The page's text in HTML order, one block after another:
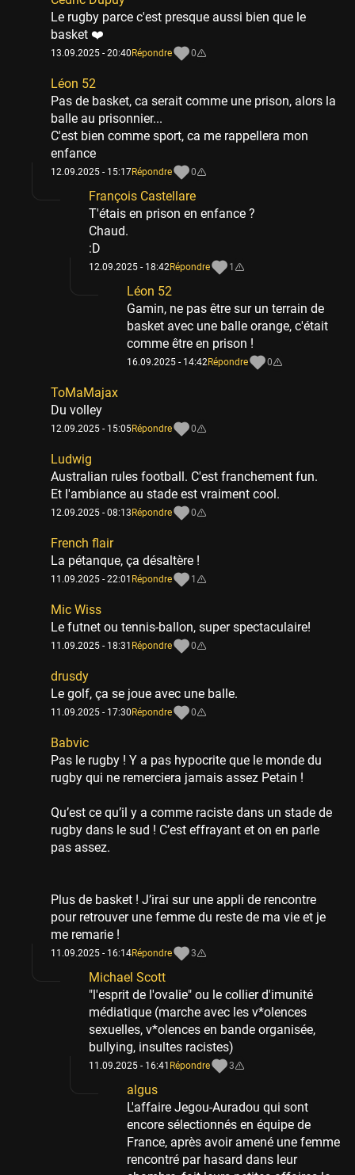
Le rugby parce c'est presque aussi bien que le
basket ❤️
13.09.2025 - 20:40 Répondre 0
Léon 52
Pas de basket, ca serait comme une prison, alors la
balle au prisonnier...
C'est bien comme sport, ca me rappellera mon
enfance
12.09.2025 - 15:17Répondre 0
François Castellare
T'étais en prison en enfance ?
Chaud.
:D
12.09.2025 - 18:42Répondre 1
Léon 52
Gamin, ne pas être sur un terrain de
basket avec une balle orange, c'était
comme être en prison !
16.09.2025 - 14:42Répondre 0
ToMaMajax
Du volley
12.09.2025 - 15:05Répondre 0
Ludwig
Australian rules football. C'est franchement fun.
Et l'ambiance au stade est vraiment cool.
12.09.2025 - 08:13 Répondre 0
French flair
La pétanque, ça désaltère !
11.09.2025 - 22:01 Répondre 1
Mic Wiss
Le futnet ou tennis-ballon, super spectaculaire!
11.09.2025 - 18:31 Répondre 0
drusdy
Le golf, ça se joue avec une balle.
11.09.2025 - 17:30 Répondre 0
Babvic
Pas le rugby ! Y a pas hypocrite que le monde du
rugby qui ne remerciera jamais assez Petain !
Qu’est ce qu’il y a comme raciste dans un stade de
rugby dans le sud ! C’est effrayant et on en parle
pas assez.
Plus de basket ! J’irai sur une appli de rencontre
pour retrouver une femme du reste de ma vie et je
me remarie !
11.09.2025 - 16:14Répondre 3
Michael Scott
"l'esprit de l'ovalie" ou le collier d'imunité
médiatique (marche avec les v*olences
sexuelles, v*olences en bande organisée,
bullying, insultes racistes)
11.09.2025 - 16:41 Répondre 3
algus
L'affaire Jegou-Auradou qui sont
encore sélectionnés en équipe de
France, après avoir amené une femme
rencontré par hasard dans leur